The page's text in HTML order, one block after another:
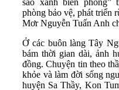
sao xanh biên
phòng bảo vệ, phát triển
Mơr Nguyễn Tuấn Anh
Ở các buôn làng Tây
bám thời gian dài, ảnh
đồng. Chuyện tin theo
khỏe và làm đời sống
huyện Sa Thầy, Kon